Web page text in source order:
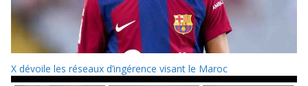
X dévoile les réseaux d’ingérence visant le Maroc